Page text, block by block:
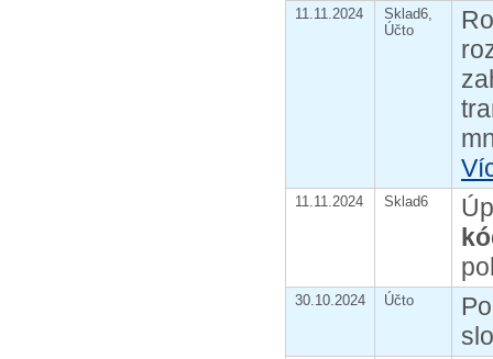
11.11.2024
Sklad6,
Účto
11.11.2024 Sklad6
30.10.2024 Účto